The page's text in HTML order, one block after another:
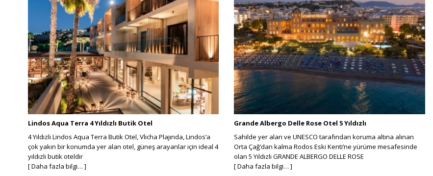
Lindos Aqua Terra 4 Yıldızlı Butik Otel
4 Yıldızlı Lindos Aqua Terra Butik Otel, Vlicha Plajında, Lindos’a
çok yakın bir konumda yer alan otel, güneş arayanlar için ideal 4
yıldızlı butik oteldir
[ Daha fazla bilgi… ]
Grande Albergo Delle Rose Otel 5 Yıldızlı
Sahilde yer alan ve UNESCO tarafından koruma altına alınan
Orta Çağ’dan kalma Rodos Eski Kenti’ne yürüme mesafesinde
olan 5 Yıldızlı GRANDE ALBERGO DELLE ROSE
[ Daha fazla bilgi… ]